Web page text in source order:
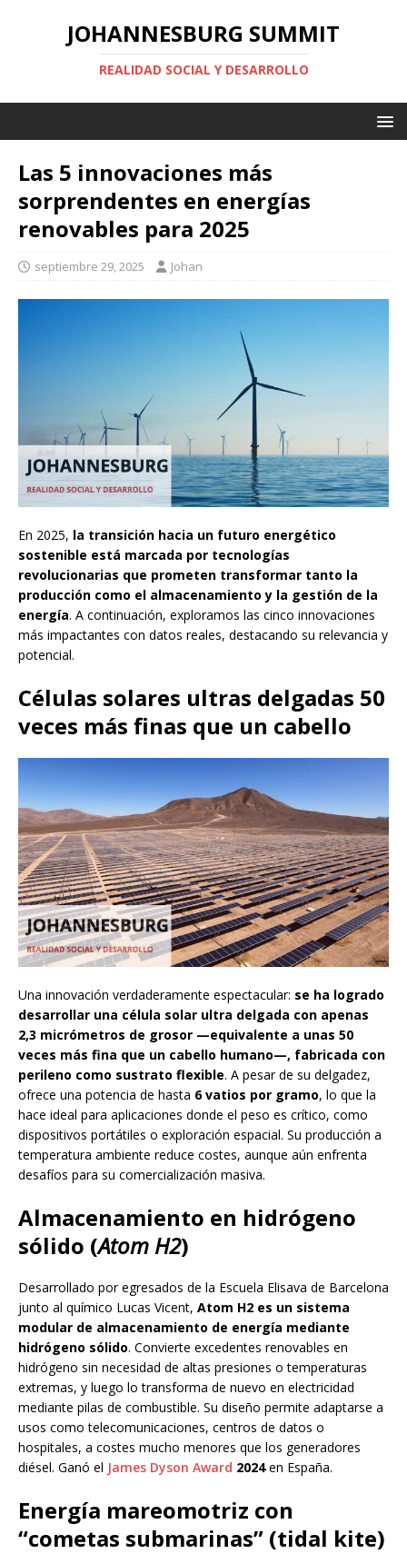
JOHANNESBURG SUMMIT
REALIDAD SOCIAL Y DESARROLLO
Las 5 innovaciones más
sorprendentes en energías
renovables para 2025
septiembre 29, 2025 Johan
En 2025, la transición hacia un futuro energético
sostenible está marcada por tecnologías
revolucionarias que prometen transformar tanto la
producción como el almacenamiento y la gestión de la
energía. A continuación, exploramos las cinco innovaciones
más impactantes con datos reales, destacando su relevancia y
potencial.
Células solares ultras delgadas 50
veces más finas que un cabello
Una innovación verdaderamente espectacular: se ha logrado
desarrollar una célula solar ultra delgada con apenas
2,3 micrómetros de grosor —equivalente a unas 50
veces más fina que un cabello humano—, fabricada con
perileno como sustrato flexible. A pesar de su delgadez,
ofrece una potencia de hasta 6 vatios por gramo, lo que la
hace ideal para aplicaciones donde el peso es crítico, como
dispositivos portátiles o exploración espacial. Su producción a
temperatura ambiente reduce costes, aunque aún enfrenta
desafíos para su comercialización masiva.
Almacenamiento en hidrógeno
sólido (Atom H2)
Desarrollado por egresados de la Escuela Elisava de Barcelona
junto al químico Lucas Vicent, Atom H2 es un sistema
modular de almacenamiento de energía mediante
hidrógeno sólido. Convierte excedentes renovables en
hidrógeno sin necesidad de altas presiones o temperaturas
extremas, y luego lo transforma de nuevo en electricidad
mediante pilas de combustible. Su diseño permite adaptarse a
usos como telecomunicaciones, centros de datos o
hospitales, a costes mucho menores que los generadores
diésel. Ganó el James Dyson Award 2024en España.
Energía mareomotriz con
“cometas submarinas” (tidal kite)